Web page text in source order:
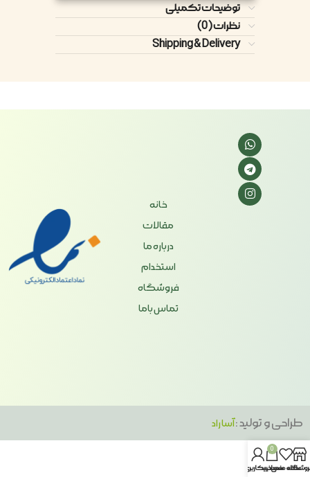
توضیحات تکمیلی
نظرات (0)
Shipping & Delivery
خانه
مقالات
درباره ما
استخدام
فروشگاه
تماس باما
طراحی و تولید :آسا راد
علاقه مندی
0
سبد خرید
حساب کاربری من